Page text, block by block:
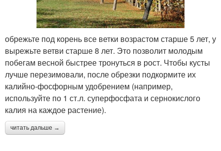
обрежьте под корень все ветки возрастом старше 5 лет, у
вырежьте ветви старше 8 лет. Это позволит молодым
побегам весной быстрее тронуться в рост. Чтобы кусты
лучше перезимовали, после обрезки подкормите их
калийно-фосфорным удобрением (например,
используйте по 1 ст.л. суперфосфата и сернокислого
калия на каждое растение).
читать дальше →